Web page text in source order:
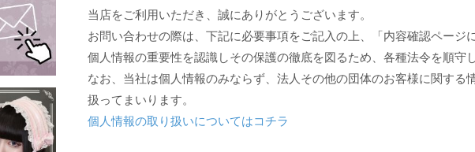
当店をご利用いただき、誠にありがとうございます。
お問い合わせの際は、下記に必要事項をご記入の上、「内容確認ページ
個人情報の重要性を認識しその保護の徹底を図るため、各種法令を順守
なお、当社は個人情報のみならず、法人その他の団体のお客様に関する
扱ってまいります。
個人情報の取り扱いについてはコチラ